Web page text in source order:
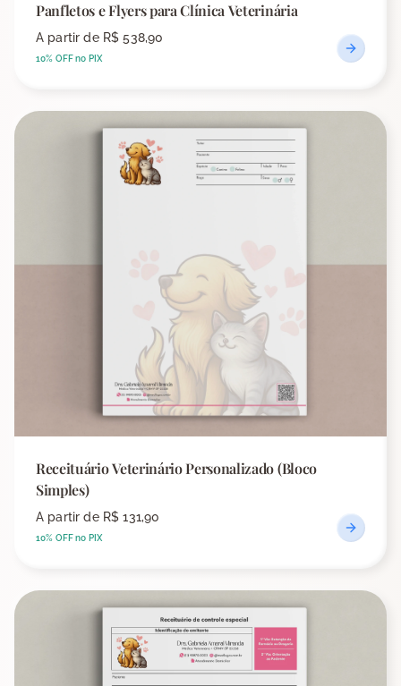
Panfletos e Flyers para Clínica Veterinária
A partir de R$ 538,90
10% OFF no PIX
Receituário Veterinário Personalizado (Bloco
Simples)
A partir de R$ 131,90
10% OFF no PIX